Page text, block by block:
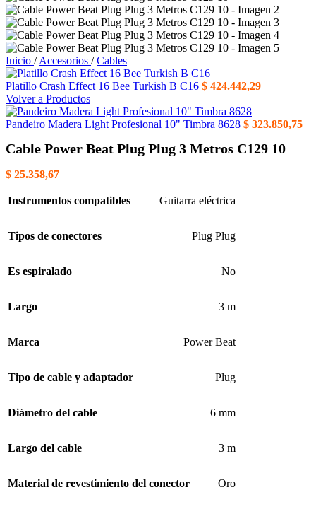
Inicio / Accesorios / Cables
Platillo Crash Effect 16 Bee Turkish B C16 $ 424.442,29
Volver a Productos
Pandeiro Madera Light Profesional 10" Timbra 8628 $ 323.850,75
Cable Power Beat Plug Plug 3 Metros C129 10
$ 25.358,67
Instrumentos compatibles Guitarra eléctrica
Tipos de conectores Plug Plug
Es espiralado No
Largo 3 m
Marca Power Beat
Tipo de cable y adaptador Plug
Diámetro del cable 6 mm
Largo del cable 3 m
Material de revestimiento del conector Oro